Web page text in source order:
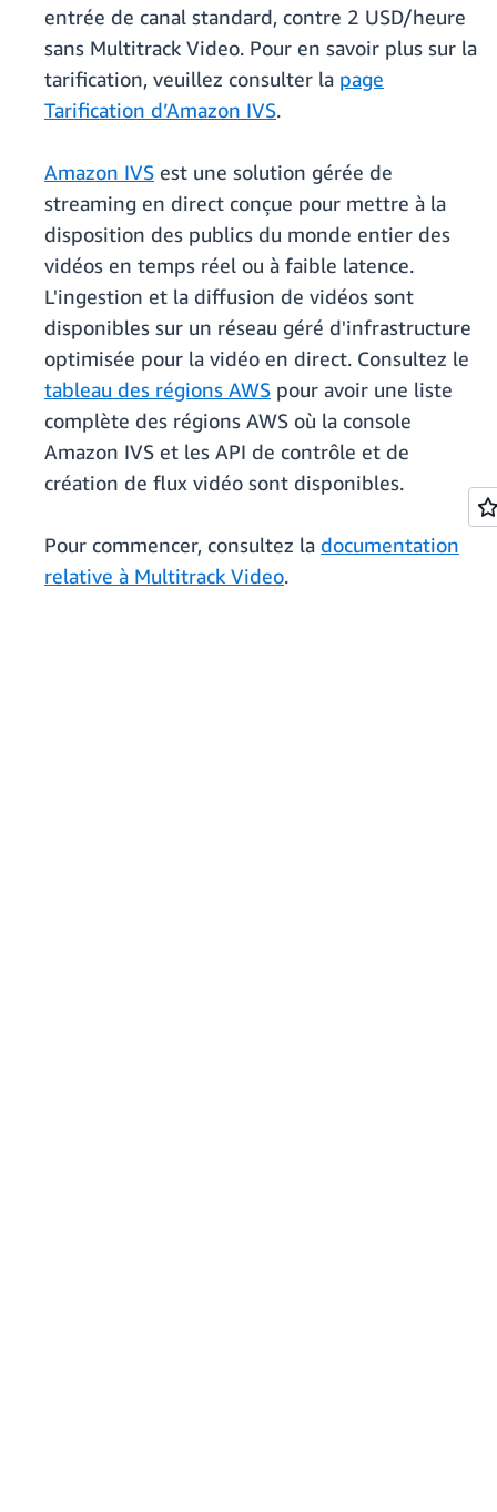
entrée de canal standard, contre 2 USD/heure
sans Multitrack Video. Pour en savoir plus sur la
tarification, veuillez consulter la page
Tarification d’Amazon IVS.
Amazon IVS est une solution gérée de
streaming en direct conçue pour mettre à la
disposition des publics du monde entier des
vidéos en temps réel ou à faible latence.
L'ingestion et la diffusion de vidéos sont
disponibles sur un réseau géré d'infrastructure
optimisée pour la vidéo en direct. Consultez le
tableau des régions AWS pour avoir une liste
complète des régions AWS où la console
Amazon IVS et les API de contrôle et de
création de flux vidéo sont disponibles.
Pour commencer, consultez la documentation
relative à Multitrack Video.